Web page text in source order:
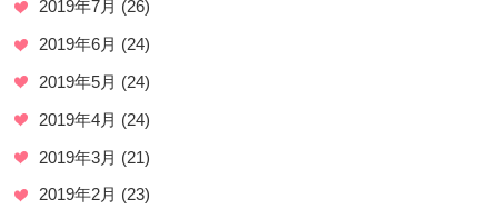
2019年7月 (26)
2019年6月 (24)
2019年5月 (24)
2019年4月 (24)
2019年3月 (21)
2019年2月 (23)